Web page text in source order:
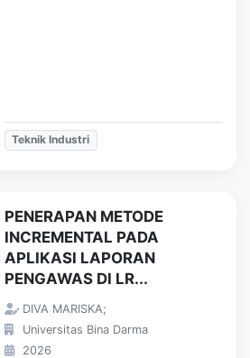
Teknik Industri
PENERAPAN METODE
INCREMENTAL PADA
APLIKASI LAPORAN
PENGAWAS DI LR...
DIVA MARISKA;
Universitas Bina Darma
2026